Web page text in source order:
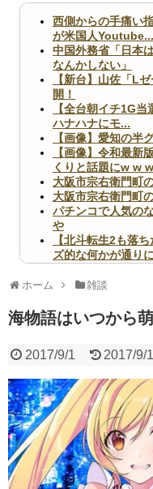
だった
西側からの手痛い
が米国人Youtube...
中国外務省「日本
なんかしない」
【新台】山佐「L
開！
【全台朝イチ1G
ハナハナにモ...
【画像】愛知の
【画像】令和最新
くりと話題にw w
大阪市宗右衛門町
大阪市宗右衛門町
パチンコで人気の
や
【北斗転生2も落
ズ的な何かが通り
いヤバいか教えて？
Powered by livedoor 相
ホーム 雑談
海物語はいつから
2017/9/1 2017/9/1